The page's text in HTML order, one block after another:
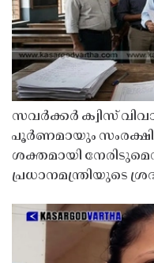
സവർക്കർ ക്വിസ്
പൂർണമായും
ശക്തമായി
പ്രധാനമന്ത്രിയുടെ